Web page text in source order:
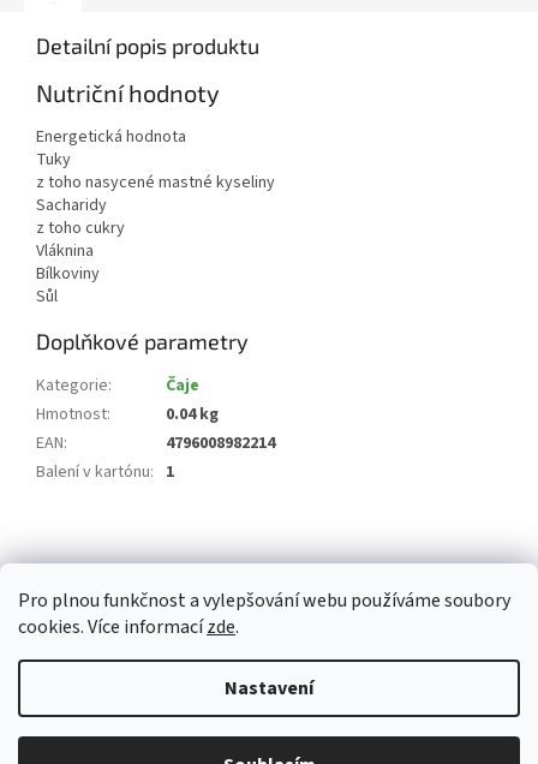
Pro plnou funkčnost a vylepšování webu používáme soubory
cookies. Více informacízde.
Nastavení
Detailní popis produktu
Nutriční hodnoty
Energetická hodnota
Tuky
z toho nasycené mastné kyseliny
Sacharidy
z toho cukry
Vláknina
Bílkoviny
Sůl
Doplňkové parametry
Kategorie:
Čaje
Hmotnost:
0.04 kg
EAN:
4796008982214
Balení v kartónu: 1
á
Copyright 2026Whitemarket.cz. Všechna práva vyhrazena.Upravit